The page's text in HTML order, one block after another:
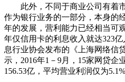
此外，不同于商业公司有着
作为银行业务的一部分，本身的
年的发展，营利能力已经相当可
年仅信用卡的利息收入就达323
息行业协会发布的《上海网络信
示，2016年1－9月，15家网贷企
156.53亿，平均营业利润仅为5.1%